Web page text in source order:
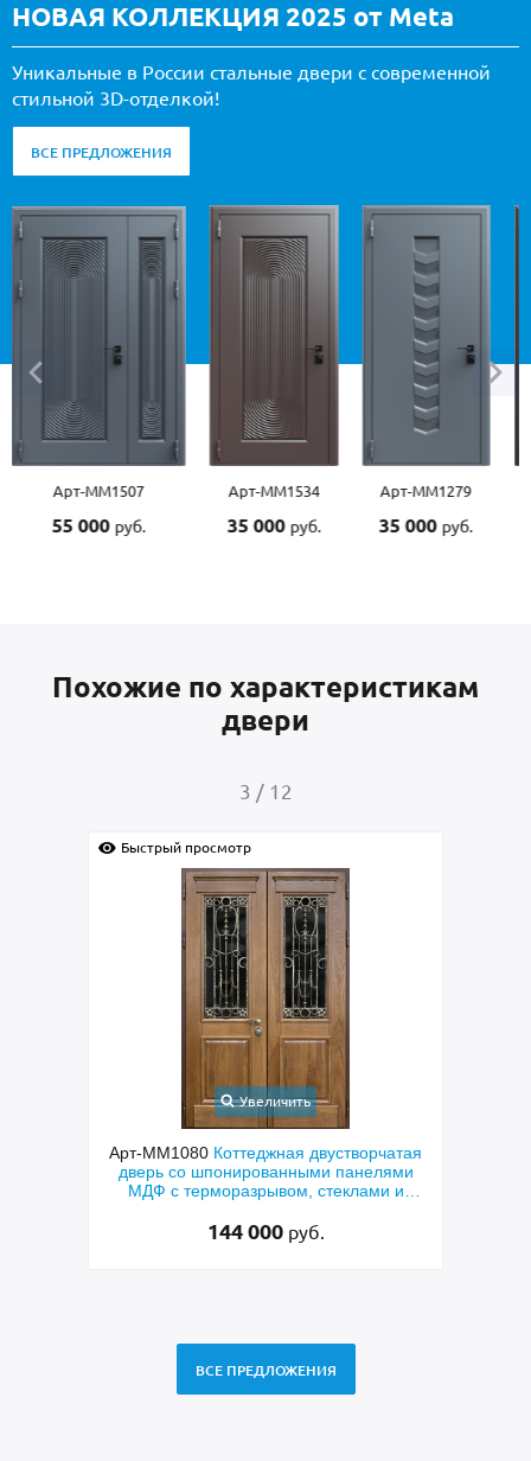
НОВАЯ КОЛЛЕКЦИЯ 2025 от Meta
Уникальные в России стальные двери с современной
стильной 3D-отделкой!
ВСЕ ПРЕДЛОЖЕНИЯ
Арт-ММ1507
55 000руб.
Арт-ММ1534
35 000руб.
Арт-ММ1279
35 000руб.
Похожие по характеристикам
двери
4 / 12
Быстрый просмотр
Увеличить
Арт-ММ1080Коттеджная двустворчатая
дверь со шпонированными панелями
МДФ с терморазрывом, стеклами и
руб.
Арт-ММ578
коричневыми
ВСЕ ПРЕДЛОЖЕНИЯ